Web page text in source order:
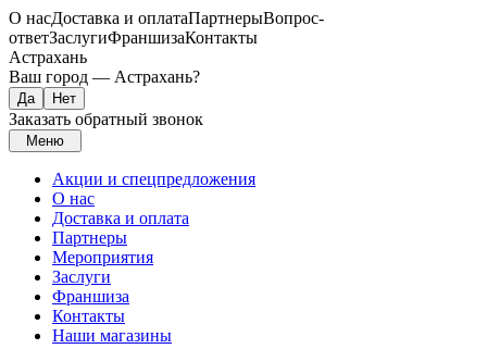
О насДоставка и оплатаПартнерыВопрос-
ответЗаслугиФраншизаКонтакты
Астрахань
Ваш город — Астрахань?
Заказать обратный звонок
Меню
Акции и спецпредложения
О нас
Доставка и оплата
Партнеры
Мероприятия
Заслуги
Франшиза
Контакты
Наши магазины